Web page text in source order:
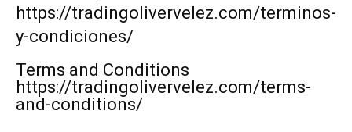
https://tradingolivervelez.com/terminos-
y-condiciones/
Terms and Conditions
https://tradingolivervelez.com/terms-
and-conditions/